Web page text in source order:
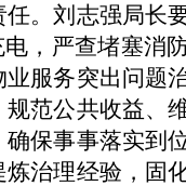
任。刘志强局长
，严查堵塞消
业服务突出问题
范公共收益、
保事事落实到位
炼治理经验，固